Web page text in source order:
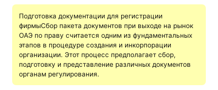
Подготовка документации для регистрации
фирмыСбор пакета документов при выходе на рынок
ОАЭ по праву считается одним из фундаментальных
этапов в процедуре создания и инкорпорации
организации. Этот процесс предполагает сбор,
подготовку и представление различных документов
органам регулирования.